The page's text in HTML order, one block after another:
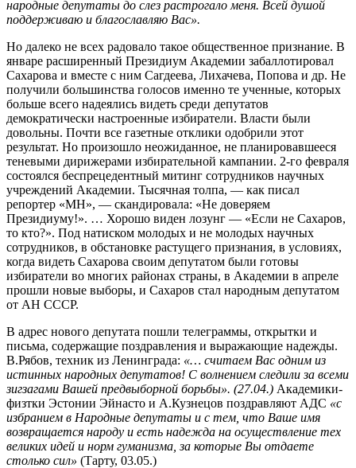
народные депутаты до слез растрогало меня. Всей душой
поддерживаю и благославляю Вас».
Но далеко не всех радовало такое общественное признание. В
январе расширенный Президиум Академии забаллотировал
Сахарова и вместе с ним Сагдеева, Лихачева, Попова и др. Не
получили большинства голосов именно те ученные, которых
больше всего надеялись видеть среди депутатов
демократически настроенные избиратели. Власти были
довольны. Почти все газетные отклики одобрили этот
результат. Но произошло неожиданное, не планировавшееся
теневыми дирижерами избирательной кампании. 2-го февраля
состоялся беспрецедентный митинг сотрудников научных
учреждений Академии. Тысячная толпа, — как писал
репортер «МН», — скандировала: «Не доверяем
Президиуму!». … Хорошо виден лозунг — «Если не Сахаров,
то кто?». Под натиском молодых и не молодых научных
сотрудников, в обстановке растущего признания, в условиях,
когда видеть Сахарова своим депутатом были готовы
избиратели во многих районах страны, в Академии в апреле
прошли новые выборы, и Сахаров стал народным депутатом
от АН СССР.
В адрес нового депутата пошли телеграммы, открытки и
письма, содержащие поздравления и выражающие надежды.
В.Рябов, техник из Ленинграда: «… считаем Вас одним из
истинных народных депутатов! С волнением следили за всеми
зигзагами Вашей предвыборной борьбы». (27.04.) Академики-
физтки Эстонии Эйнасто и А.Кузнецов поздравляют АДС «с
избранием в Народные депутаты и с тем, что Ваше имя
возвращается народу и есть надежда на осуществление тех
великих идей и норм гуманизма, за которые Вы отдаете
столько сил» (Тарту, 03.05.)